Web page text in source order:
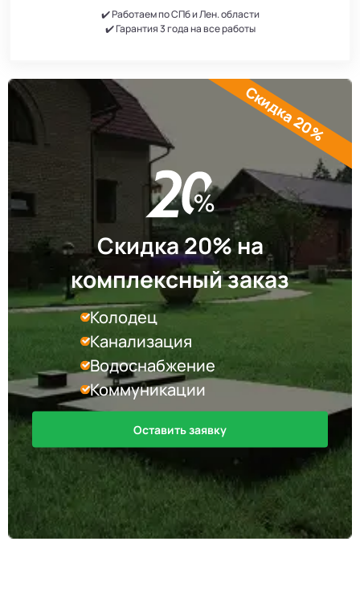
✔️ Работаем по СПб и Лен. области
✔️ Гарантия 3 года на все работы
Скидка 20% на
комплексный заказ
Колодец
Канализация
Водоснабжение
Коммуникации
Оставить заявку
Скидка 20%